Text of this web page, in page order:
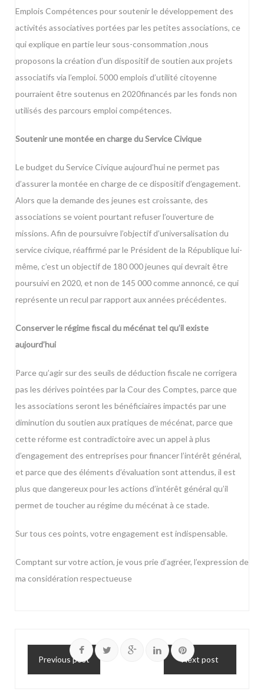
Emplois Compétences pour soutenir le développement des
activités associatives portées par les petites associations, ce
qui explique en partie leur sous-consommation ,nous
proposons la création d’un dispositif de soutien aux projets
associatifs via l’emploi. 5000 emplois d’utilité citoyenne
pourraient être soutenus en 2020financés par les fonds non
utilisés des parcours emploi compétences.
Soutenir une montée en charge du Service Civique
Le budget du Service Civique aujourd’hui ne permet pas
d’assurer la montée en charge de ce dispositif d’engagement.
Alors que la demande des jeunes est croissante, des
associations se voient pourtant refuser l’ouverture de
missions. Afin de poursuivre l’objectif d’universalisation du
service civique, réaffirmé par le Président de la République lui-
même, c’est un objectif de 180 000 jeunes qui devrait être
poursuivi en 2020, et non de 145 000 comme annoncé, ce qui
représente un recul par rapport aux années précédentes.
Conserver le régime fiscal du mécénat tel qu’il existe
aujourd’hui
Parce qu’agir sur des seuils de déduction fiscale ne corrigera
pas les dérives pointées par la Cour des Comptes, parce que
les associations seront les bénéficiaires impactés par une
diminution du soutien aux pratiques de mécénat, parce que
cette réforme est contradictoire avec un appel à plus
d’engagement des entreprises pour financer l’intérêt général,
et parce que des éléments d’évaluation sont attendus, il est
plus que dangereux pour les actions d’intérêt général qu’il
permet de toucher au régime du mécénat à ce stade.
Sur tous ces points, votre engagement est indispensable.
Comptant sur votre action, je vous prie d’agréer, l’expression de
ma considération respectueuse
Previous post Next post